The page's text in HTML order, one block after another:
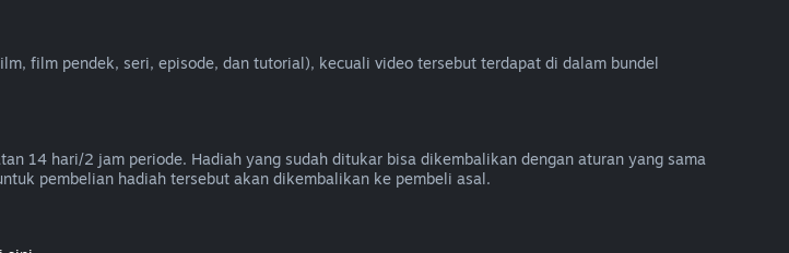
film pendek, seri, episode, dan tutorial), kecuali video tersebut terdapat di dalam bundel
14 hari/2 jam periode. Hadiah yang sudah ditukar bisa dikembalikan dengan aturan yang sama
pembelian hadiah tersebut akan dikembalikan ke pembeli asal.